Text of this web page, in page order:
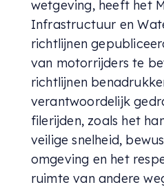
wetgeving, heeft het
Infrastructuur en
richtlijnen
van motorrijders te
richtlijnen
verantwoordelijk
filerijden, zoals het
veilige snelheid,
omgeving en het
ruimte van andere